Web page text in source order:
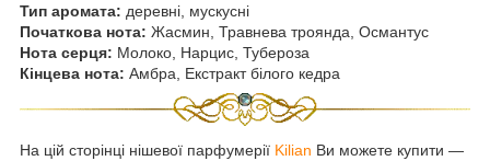
Тип аромата: деревні, мускусні
Початкова нота: Жасмин, Травнева троянда, Османтус
Нота серця: Молоко, Нарцис, Тубероза
Кінцева нота: Амбра, Екстракт білого кедра
На цій сторінці нішевої парфумерії Kilian Ви можете купити ―